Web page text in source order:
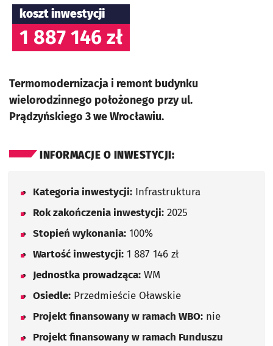
koszt inwestycji
1 887 146 zł
Termomodernizacja i remont budynku
wielorodzinnego położonego przy ul.
Prądzyńskiego 3 we Wrocławiu.
INFORMACJE O INWESTYCJI:
Kategoria inwestycji: Infrastruktura
Rok zakończenia inwestycji: 2025
Stopień wykonania: 100%
Wartość inwestycji: 1 887 146 zł
Jednostka prowadząca: WM
Osiedle: Przedmieście Oławskie
Projekt finansowany w ramach WBO: nie
Projekt finansowany w ramach Funduszu